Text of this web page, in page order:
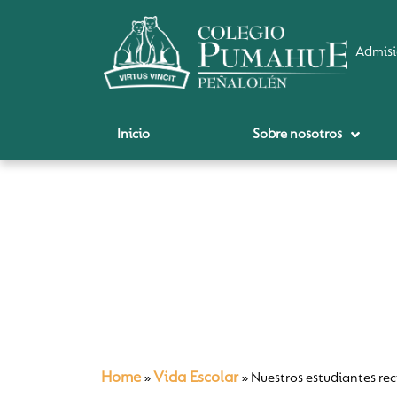
Inicio Sobre nosotros
Home » Vida Escolar» Nuestros estudiantes